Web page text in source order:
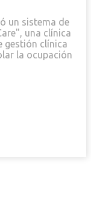
un sistema de
una clínica
gestión clínica
la ocupación